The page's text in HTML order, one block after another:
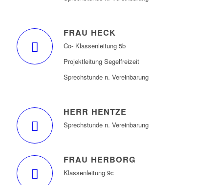
FRAU HECK
Co- Klassenleitung 5b
Projektleitung Segelfreizeit
Sprechstunde n. Vereinbarung
HERR HENTZE
Sprechstunde n. Vereinbarung
FRAU HERBORG
Klassenleitung 9c